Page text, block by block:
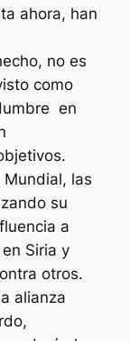
ahora, han
no es
como
en
Mundial, las
su
a
Siria y
otros.
alianza